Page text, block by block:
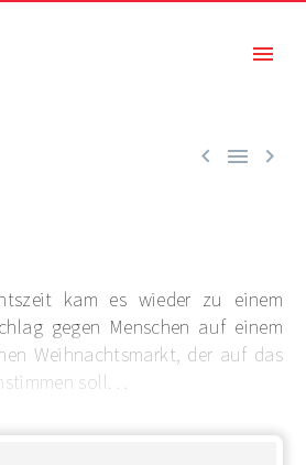
  
kam es wieder zu einem
gegen Menschen auf einem
Weihnachtsmarkt, der auf das
soll. . .